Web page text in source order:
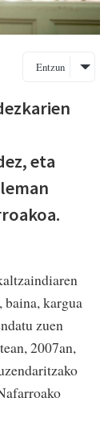
Entzun
eta
baina, kargua
zuen
2007an,